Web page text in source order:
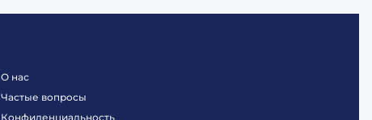
О нас
Частые вопросы
Конфиденциальность